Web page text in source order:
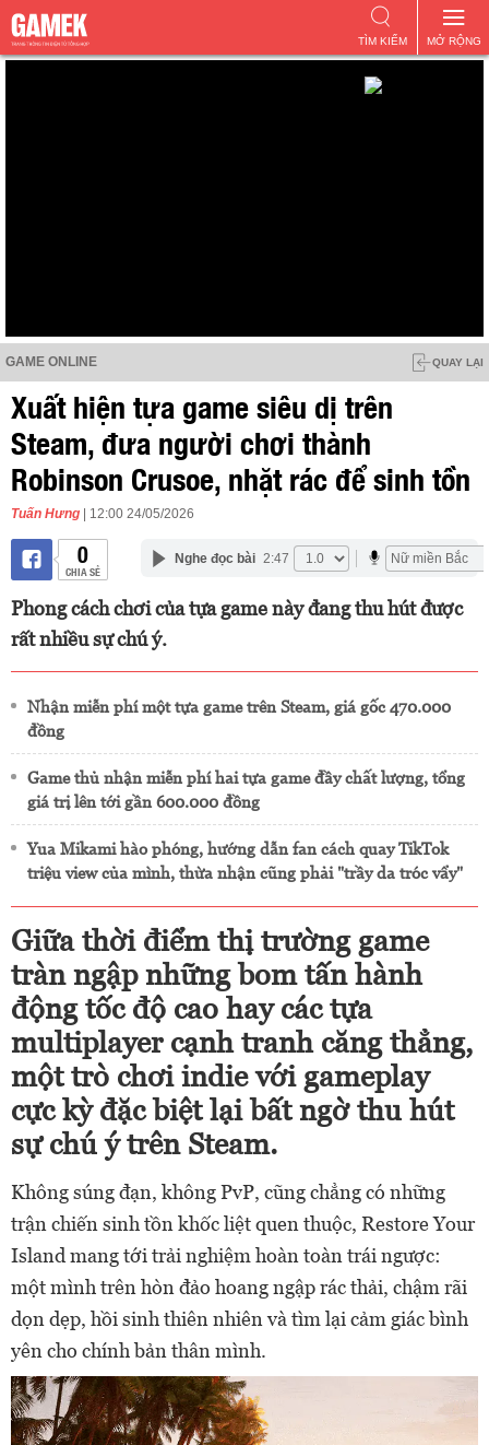
MỞ RỘNG
TÌM KIẾM
GAME ONLINE QUAY LẠI
Xuất hiện tựa game siêu dị trên
Steam, đưa người chơi thành
Robinson Crusoe, nhặt rác để sinh tồn
Tuấn Hưng | 12:00 24/05/2026
0
CHIA SẺ
Nghe đọc bài 2:47
Phong cách chơi của tựa game này đang thu hút được
rất nhiều sự chú ý.
Nhận miễn phí một tựa game trên Steam, giá gốc 470.000
đồng
Game thủ nhận miễn phí hai tựa game đầy chất lượng, tổng
giá trị lên tới gần 600.000 đồng
Yua Mikami hào phóng, hướng dẫn fan cách quay TikTok
triệu view của mình, thừa nhận cũng phải "trầy da tróc vẩy"
Giữa thời điểm thị trường game
tràn ngập những bom tấn hành
động tốc độ cao hay các tựa
multiplayer cạnh tranh căng thẳng,
một trò chơi indie với gameplay
cực kỳ đặc biệt lại bất ngờ thu hút
sự chú ý trên Steam.
Không súng đạn, không PvP, cũng chẳng có những
trận chiến sinh tồn khốc liệt quen thuộc, Restore Your
Island mang tới trải nghiệm hoàn toàn trái ngược:
một mình trên hòn đảo hoang ngập rác thải, chậm rãi
dọn dẹp, hồi sinh thiên nhiên và tìm lại cảm giác bình
yên cho chính bản thân mình.